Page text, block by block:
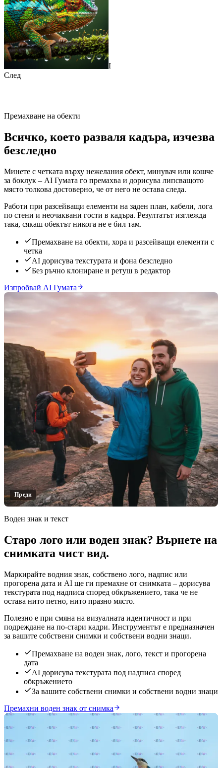
Преди
След
Премахване на обекти
Всичко, което разваля кадъра, изчезва
безследно
Минете с четката върху нежелания обект, минувач или кошче
за боклук – AI Гумата го премахва и дорисува липсващото
място толкова достоверно, че от него не остава следа.
Работи при разсейващи елементи на заден план, кабели, лога
по стени и неочаквани гости в кадъра. Резултатът изглежда
така, сякаш обектът никога не е бил там.
Премахване на обекти, хора и разсейващи елементи с
четка
AI дорисува текстурата и фона безследно
Без ръчно клониране и ретуш в редактор
Изпробвай AI Гумата
Кликнете за разкриване
Преди
Воден знак и текст
Старо лого или воден знак? Върнете на
снимката чист вид.
Маркирайте водния знак, собствено лого, надпис или
прогорена дата и AI ще ги премахне от снимката – дорисува
текстурата под надписа според обкръжението, така че не
остава нито петно, нито празно място.
Полезно е при смяна на визуалната идентичност и при
подреждане на по-стари кадри. Инструментът е предназначен
за вашите собствени снимки и собствени водни знаци.
Премахване на воден знак, лого, текст и прогорена
дата
AI дорисува текстурата под надписа според
обкръжението
За вашите собствени снимки и собствени водни знаци
Премахни воден знак от снимка